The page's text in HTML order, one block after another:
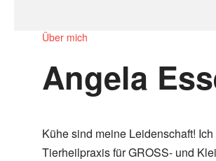
Über mich
Angela
Kühe sind meine Leidenschaft!
Tierheilpraxis für GROSS- und